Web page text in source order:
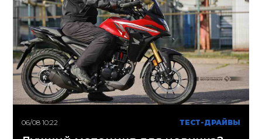
06/08 10:22 ТЕСТ-ДРАЙВЫ